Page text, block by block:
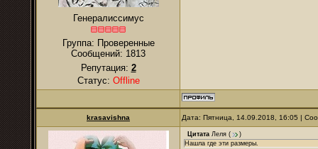
Генералиссимус
Группа: Проверенные
Сообщений: 1813
Репутация: 2
Статус: Offline
krasavishna Дата: Пятница, 14.09.2018, 16:05 |
Цитата Леля (
)
Нашла где эти размеры.